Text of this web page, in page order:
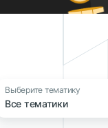
Выберите тематику
Все тематики